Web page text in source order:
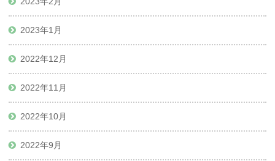
2023年1月
2022年12月
2022年11月
2022年10月
2022年9月